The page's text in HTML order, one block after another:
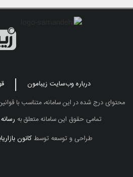
درباره وب‌سایت زیبامون
محتوای درج شده در این سامانه، متناسب با
تمامی حقوق این سامانه متعلق به
طراحی و توسعه توسطکانون